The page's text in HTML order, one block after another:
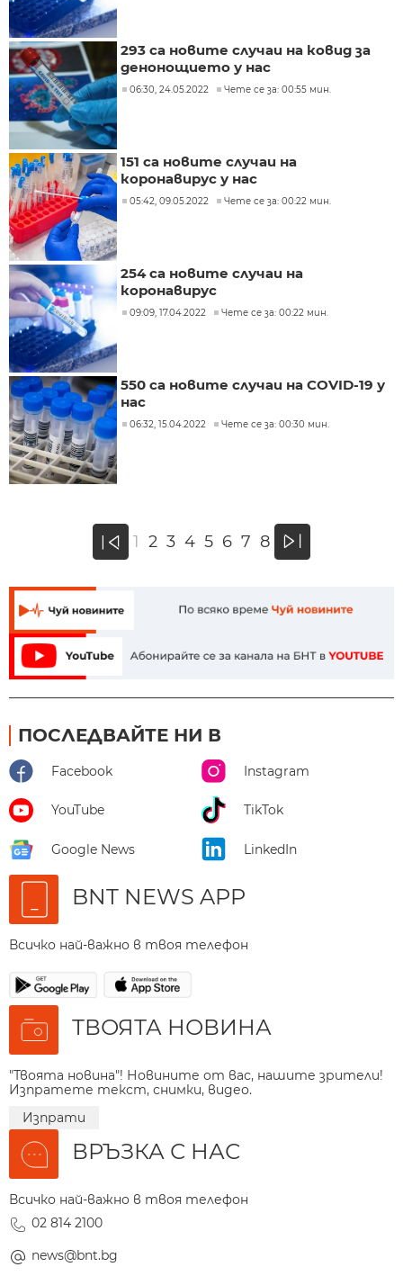
293 са новите случаи на ковид за
денонощието у нас
06:30, 24.05.2022 Чете се за: 00:55 мин.
151 са новите случаи на
коронавирус у нас
05:42, 09.05.2022 Чете се за: 00:22 мин.
254 са новите случаи на
коронавирус
09:09, 17.04.2022 Чете се за: 00:22 мин.
550 са новите случаи на COVID-19 у
нас
06:32, 15.04.2022 Чете се за: 00:30 мин.
« 1 2 3 4 5 6 7 8 »
ПОСЛЕДВАЙТЕ НИ В
Facebook Instagram
YouTube TikTok
Google News LinkedIn
BNT NEWS APP
Всичко най-важно в твоя телефон
ТВОЯТА НОВИНА
"Твоята новина"! Новините от вас, нашите зрители!
Изпратете текст, снимки, видео.
Изпрати
ВРЪЗКА С НАС
Всичко най-важно в твоя телефон
02 814 2100
news@bnt.bg